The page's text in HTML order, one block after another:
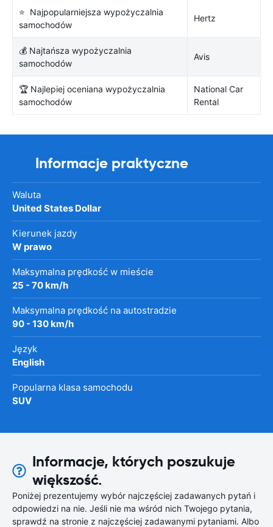
⭐ Najpopularniejsza wypożyczalnia
samochodów
Hertz
💰 Najtańsza wypożyczalnia
samochodów
Avis
🏆 Najlepiej oceniana wypożyczalnia
samochodów
National Car
Rental
Informacje praktyczne
Waluta
United States Dollar
Kierunek jazdy
W prawo
Maksymalna prędkość w mieście
25 - 70 km/h
Maksymalna prędkość na autostradzie
90 - 130 km/h
Język
English
Popularna klasa samochodu
SUV
Informacje, których poszukuje
większość.
Poniżej prezentujemy wybór najczęściej zadawanych pytań i
odpowiedzi na nie. Jeśli nie ma wśród nich Twojego pytania,
sprawdź na stronie z najczęściej zadawanymi pytaniami. Albo